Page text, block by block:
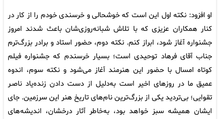
او افزود: نکته‌ اول این است که خوشحالی و خرسندی خودم را از کار در
کنار همکاران عزیزی که با تلاش شبانه‌روزی‌شان باعث شدند امروز
جشنواره آغاز شود، ابراز کنم. نکته‌ دوم، حضور استاد و برادر بزرگ‌ترم
جناب آقای فرهاد توحیدی است؛ بسیار خرسندم که جشنواره فیلم
کوتاه امسال با حضور این هنرمند آغاز می‌شود و نکته‌ سوم، اندوه
عمیق ما در روزهای اخیر است به‌دلیل از دست دادن زنده‌یاد ناصـر
تقوایی؛ بی‌تردید یکی از بزرگ‌ترین نام‌های تاریخ هنر این سرزمین. جای
ایشان همیشه سبز خواهد بود، به‌خاطر آثار درخشان، اندیشه‌های